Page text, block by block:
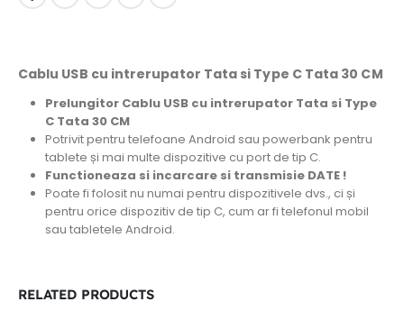
Cablu USB cu intrerupator Tata si Type C Tata 30 CM
Prelungitor Cablu USB cu intrerupator Tata si Type
C Tata 30 CM
Potrivit pentru telefoane Android sau powerbank pentru
tablete și mai multe dispozitive cu port de tip C.
Functioneaza si incarcare si transmisie DATE !
Poate fi folosit nu numai pentru dispozitivele dvs., ci și
pentru orice dispozitiv de tip C, cum ar fi telefonul mobil
sau tabletele Android.
RELATED PRODUCTS